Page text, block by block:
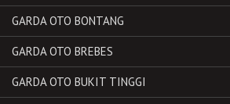
GARDA OTO BONTANG
GARDA OTO BREBES
GARDA OTO BUKIT TINGGI